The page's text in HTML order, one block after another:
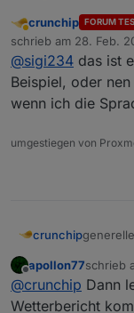
Denke es
Abwesend
crunchip FORUM
schrieb am 28. Feb.
zuletzt editiert von
@sigi234 das ist
Beispiel, oder
wenn ich die
umgestiegen von
crunchip
hab das
apollon77schrieb
zuletzt
@crunchip Dann
Wetterbericht